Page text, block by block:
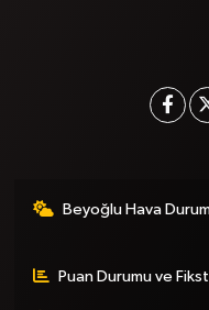
Beyoğlu Hava
Puan Durumu ve